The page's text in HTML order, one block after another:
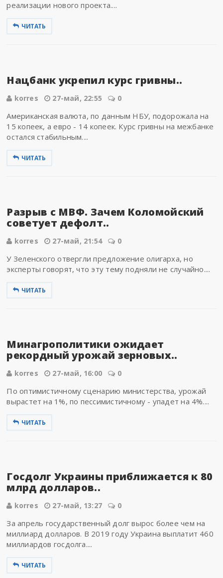
реализации нового проекта....
ЧИТАТЬ
Нацбанк укрепил курс гривны..
korres 27-май, 22:55 0
Американская валюта, по данным НБУ, подорожала на
15 копеек, а евро - 14 копеек. Курс гривны на межбанке
остался стабильным....
ЧИТАТЬ
Разрыв с МВФ. Зачем Коломойский
советует дефолт..
korres 27-май, 21:54 0
У Зеленского отвергли предложение олигарха, но
эксперты говорят, что эту тему подняли не случайно....
ЧИТАТЬ
Минагрополитики ожидает
рекордный урожай зерновых..
korres 27-май, 16:00 0
По оптимистичному сценарию министерства, урожай
вырастет на 1%, по пессимистичному - упадет на 4%....
ЧИТАТЬ
Госдолг Украины приближается к 80
млрд долларов..
korres 27-май, 13:27 0
За апрель государственный долг вырос более чем на
миллиард долларов. В 2019 году Украина выплатит 460
миллиардов госдолга....
ЧИТАТЬ